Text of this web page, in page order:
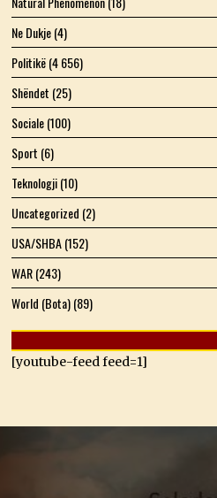
Ne Dukje(4)
Politikë(4 656)
Shëndet (25)
Sociale(100)
Sport (6)
Teknologji(10)
Uncategorized (2)
USA/SHBA(152)
WAR(243)
World (Bota)(89)
[youtube-feed feed=1]